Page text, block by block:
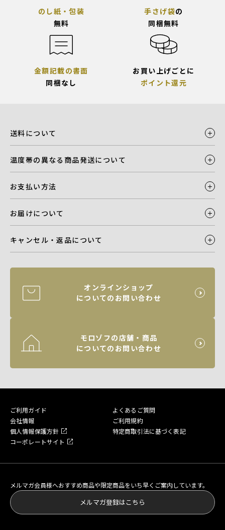
のし紙・包装
無料
手さげ袋の
同梱無料
金額記載の書面
同梱なし
お買い上げごとに
ポイント還元
送料について
温度帯の異なる商品発送について
お支払い方法
お届けについて
キャンセル・返品について
オンラインショップ
についてのお問い合わせ
モロゾフの店舗・商品
についてのお問い合わせ
ご利用ガイド
よくあるご質問
会社情報
ご利用規約
個人情報保護方針
特定商取引法に基づく表記
コーポレートサイト
メルマガ会員様へおすすめ商品や限定商品をいち早くご案内しています。
メルマガ登録はこちら